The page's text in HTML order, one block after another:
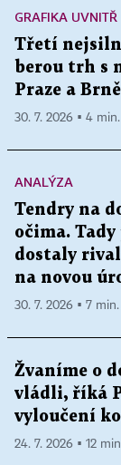
GRAFIKA UVNITŘ
Třetí
berou trh s
Praze a
30. 7. 2026 ▪ 4
ANALÝZA
Tendry na
očima.
dostaly
na novou
30. 7. 2026 ▪ 7
Žvaníme o
vládli, říká
vyloučení
24. 7. 2026 ▪ 12